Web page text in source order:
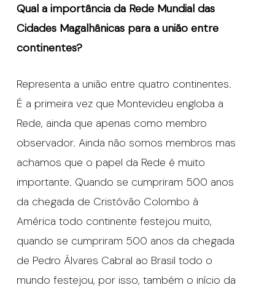
Qual a importância da Rede Mundial das
Cidades Magalhânicas para a união entre
continentes?
Representa a união entre quatro continentes.
É a primeira vez que Montevideu engloba a
Rede, ainda que apenas como membro
observador. Ainda não somos membros mas
achamos que o papel da Rede é muito
importante. Quando se cumpriram 500 anos
da chegada de Cristóvão Colombo à
América todo continente festejou muito,
quando se cumpriram 500 anos da chegada
de Pedro Álvares Cabral ao Brasil todo o
mundo festejou, por isso, também o início da